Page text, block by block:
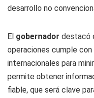
desarrollo no
El gobernador destacó
operaciones cumple
internacionales para
permite obtener
fiable, que será clave